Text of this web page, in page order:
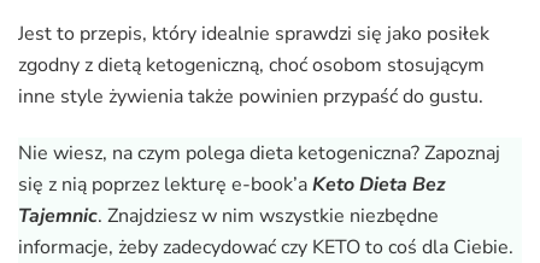
Jest to przepis, który idealnie sprawdzi się jako posiłek
zgodny z dietą ketogeniczną, choć osobom stosującym
inne style żywienia także powinien przypaść do gustu.
Nie wiesz, na czym polega dieta ketogeniczna? Zapoznaj
się z nią poprzez lekturę e-book’aKeto Dieta Bez
Tajemnic. Znajdziesz w nim wszystkie niezbędne
informacje, żeby zadecydować czy KETO to coś dla Ciebie.